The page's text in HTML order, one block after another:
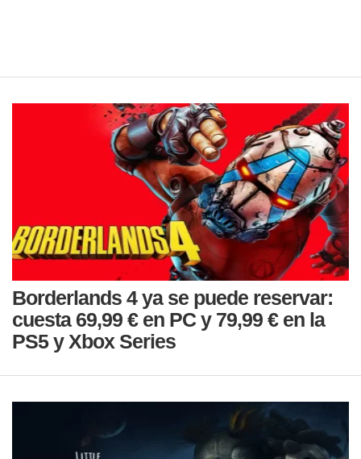
Borderlands 4 ya se puede reservar:
cuesta 69,99 € en PC y 79,99 € en la
PS5 y Xbox Series